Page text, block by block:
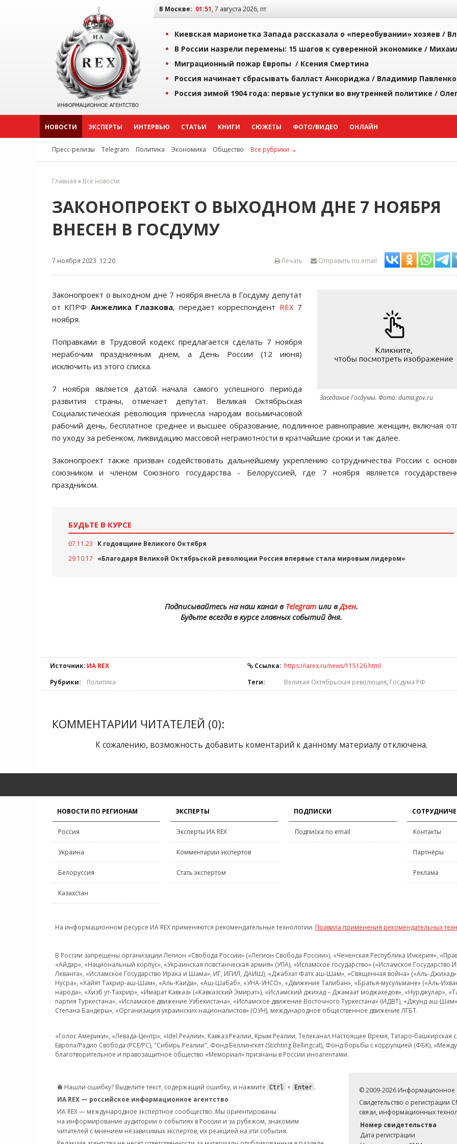
В Москве: 01:51, 7 августа 2026, пт
Киевская марионетка Запада рассказала о «переобувании» хозяев /
В России назрели перемены: 15 шагов к суверенной экономике /
Миграционный пожар Европы / Ксения Смертина
Россия начинает сбрасывать балласт Анкориджа / Владимир Павленко
Россия зимой 1904 года: первые уступки во внутренней политике /
НОВОСТИ ЭКСПЕРТЫ ИНТЕРВЬЮ СТАТЬИ КНИГИ СЮЖЕТЫ ФОТО/ВИДЕО ОНЛАЙН
Пресс-релизы Telegram Политика Экономика Общество Все рубрики →
Главная » Все новости
ЗАКОНОПРОЕКТ О ВЫХОДНОМ ДНЕ 7 НОЯБРЯ
ВНЕСЕН В ГОСДУМУ
7 ноября 2023 12:20 Отправить по email
Печать
Заседание Госдумы. Фото: duma.gov.ru
Законопроект о выходном дне 7 ноября внесла в Госдуму депутат
от КПРФ Анжелика Глазкова, передает корреспондент REX7
ноября.
Поправками в Трудовой кодекс предлагается сделать 7 ноября
нерабочим праздничным днем, а День России (12 июня)
исключить из этого списка.
7 ноября является датой начала самого успешного периода
развития страны, отмечает депутат. Великая Октябрьская
Социалистическая революция принесла народам восьмичасовой
рабочий день, бесплатное среднее и высшее образование, подлинное равноправие женщин, включая
по уходу за ребенком, ликвидацию массовой неграмотности в кратчайшие сроки и так далее.
Законопроект также призван содействовать дальнейшему укреплению сотрудничества России с
союзником и членом Союзного государства - Белоруссией, где 7 ноября является
праздником.
БУДЬТЕ В КУРСЕ
07.11.23
К годовщине Великого Октября
29.10.17
«Благодаря Великой Октябрьской революции Россия впервые стала мировым лидером»
Подписывайтесь на наш канал в Telegramили вДзен.
Будьте всегда в курсе главных событий дня.
Источник: ИА REX Ссылка: https://iarex.ru/news/115126.html
Рубрики:
Политика Теги: Великая Октябрьская революция, Госдума РФ
КОММЕНТАРИИ ЧИТАТЕЛЕЙ (0):
К сожалению, возможность добавить коментарий к данному материалу отключена.
НОВОСТИ ПО РЕГИОНАМ
Россия
Украина
Белоруссия
Казахстан
ЭКСПЕРТЫ
Эксперты ИА REX
Комментарии экспертов
Стать экспертом
ПОДПИСКИ
Подписка по email Контакты
Партнёры
Реклама
На информационном ресурсе ИА REX применяются рекомендательные технологии. Правила применения рекомендательных
В России запрещены организации Легион «Свобода России» («Легион Свобода России»), «Чеченская Республика Ичкерия»,
«Айдар», «Национальный корпус», «Украинская повстанческая армия» (УПА), «Исламское государство» («Исламское
Леванта», «Исламское Государство Ирака и Шама», ИГ, ИГИЛ, ДАИШ), «Джабхат Фатх аш-Шам», «Священная война» («Аль-Джихад»
Нусра», «Хайят Тахрир-аш-Шам», «Аль-Каида», «Аш-Шабаб», «УНА-УНСО», «Движение Талибан», «Братья-мусульмане» («Аль-
народа», «Хизб ут-Тахрир», «Имарат Кавказ» («Кавказский Эмират»), «Исламский джихад – Джамаат моджахедов», «Нурджулар»,
партия Туркестана», «Исламское движение Узбекистана», «Исламское движение Восточного Туркестана» (ИДВТ), «Джунд аш-
Степана Бандеры», «Организация украинских националистов» (ОУН), международное общественное движение ЛГБТ.
«Голос Америки», «Левада-Центр», «Idel.Реалии», Кавказ.Реалии, Крым.Реалии, Телеканал Настоящее Время, Татаро-
Европа/Радио Свобода (PCE/PC), "Сибирь.Реалии", Фонд Беллингкет (Stichting Bellingcat), Фонд борьбы с коррупцией (ФБК),
благотворительное и правозащитное общество «Мемориал» признаны в России иноагентами.
Нашли ошибку? Выделите текст, содержащий ошибку, и нажмите Ctrl + Enter .
ИА REX — российское информационное агентство
ИА REX — международное экспертное сообщество. Мы ориентированы
на информирование аудитории о событиях в России и за рубежом, знакомим
читателей с мнением независимых экспертов, их реакцией на эти события.
© 2009-2026 Информационное
Свидетельство о
связи, информационных
Номер свидетельства
Дата регистрации